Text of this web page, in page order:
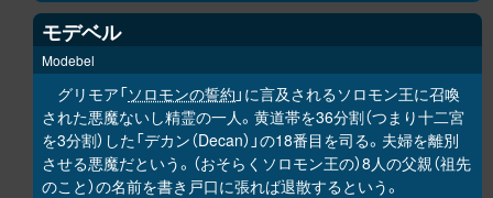
モデベル
Modebel
グリモア「ソロモンの誓約 」に言及されるソロモン王に召喚
された悪魔ないし精霊の一人。黄道帯を36分割（つまり十二宮
を3分割）した「デカン（Decan）」の18番目を司る。夫婦を離別
させる悪魔だという。（おそらくソロモン王の）8人の父親（祖先
のこと）の名前を書き戸口に張れば退散するという。